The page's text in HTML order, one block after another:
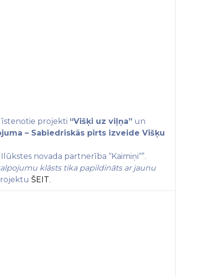
īstenotie projekti “Višķi uz viļņa” un
– Sabiedriskās pirts izveide Višķu
novada partnerība “Kaimiņi“”.
klāsts tika papildināts ar jaunu
ŠEIT.